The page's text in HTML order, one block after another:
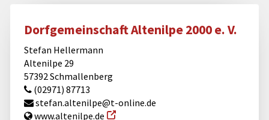
Dorfgemeinschaft Altenilpe 2000 e. V.
Stefan Hellermann
Altenilpe 29
57392 Schmallenberg
(02971) 87713
stefan.altenilpe@t-online.de
www.altenilpe.de